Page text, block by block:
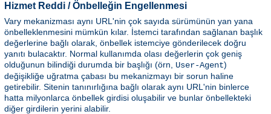
Hizmet Reddi / Önbelleğin Engellenmesi
Vary mekanizması aynı URL'nin çok sayıda sürümünün yan yana
önbelleklenmesini mümkün kılar. İstemci tarafından sağlanan başlık
değerlerine bağlı olarak, önbellek istemciye gönderilecek doğru
yanıtı bulacaktır. Normal kullanımda olası değerlerin çok geniş
olduğunun bilindiği durumda bir başlığı (örn, User-Agent)
değişikliğe uğratma çabası bu mekanizmayı bir sorun haline
getirebilir. Sitenin tanınırlığına bağlı olarak aynı URL'nin binlerce
hatta milyonlarca önbellek girdisi oluşabilir ve bunlar önbellekteki
diğer girdilerin yerini alabilir.